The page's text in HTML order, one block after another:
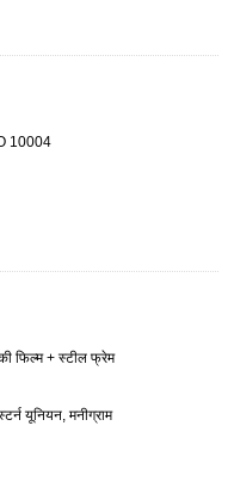
10004
फिल्म + स्टील फ्रेम
यूनियन, मनीग्राम